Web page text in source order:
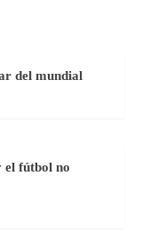
del mundial
el fútbol no